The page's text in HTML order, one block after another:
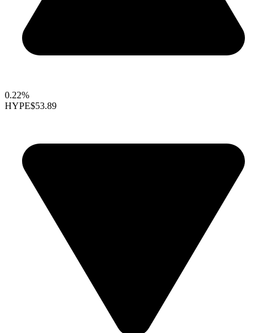
0.22%
HYPE$53.89